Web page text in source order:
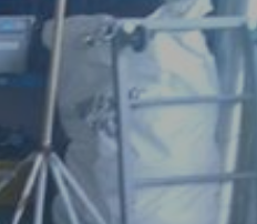
トップページ
会社を知る